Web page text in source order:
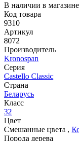
В наличии в магазине
Код товара
9310
Артикул
8072
Производитель
Kronospan
Серия
Castello Classic
Страна
Беларусь
Класс
32
Цвет
Смешанные цвета ,
Порода дерева